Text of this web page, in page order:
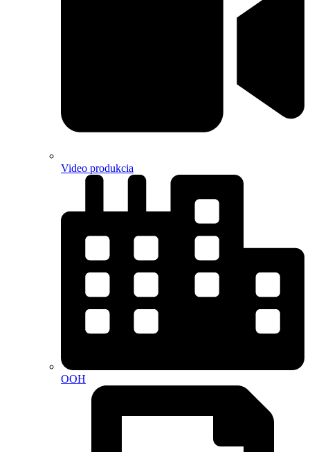
Video produkcia
OOH